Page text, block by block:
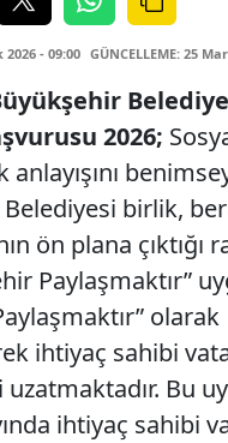
2026 - 09:00 GÜNCELLEME: 25
2026;
anlayışını
birlik,
ön plana çıktığı
Paylaşmaktır”
olarak
ihtiyaç sahibi
uzatmaktadır. Bu
ihtiyaç sahibi